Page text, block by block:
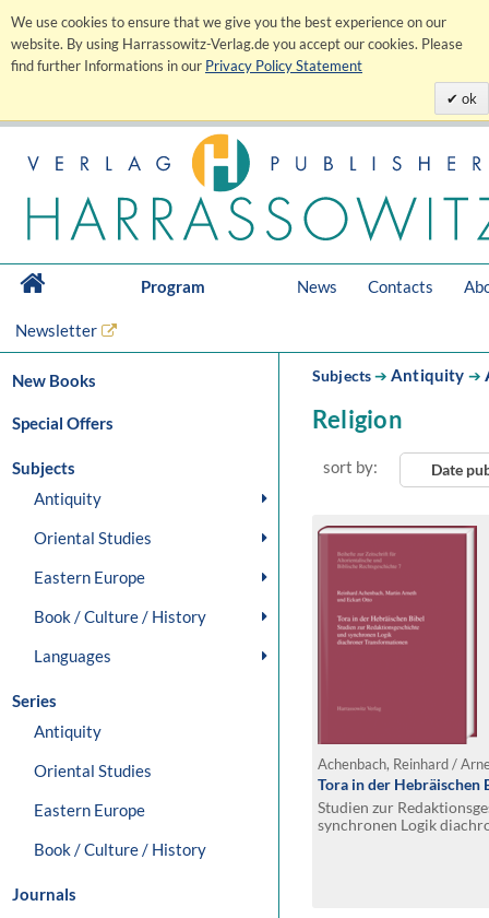
We use cookies to ensure that we give you the best experience on our
website. By using Harrassowitz-Verlag.de you accept our cookies. Please
find further Informations in our Privacy Policy Statement
ok
Program News Contacts
Newsletter
New Books
Special Offers
Subjects
Antiquity
Oriental Studies
Eastern Europe
Book / Culture / History
Languages
Series
Antiquity
Oriental Studies
Eastern Europe
Book / Culture / History
Journals
Subjects➔Antiquity ➔
Religion
sort by: Date
Tora in der Hebräischen
Studien zur
synchronen Logik